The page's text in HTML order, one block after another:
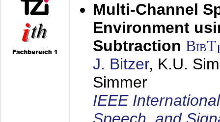
Multi-Channel
Environment
Subtraction BibT
J. Bitzer, K.U.
Simmer
IEEE